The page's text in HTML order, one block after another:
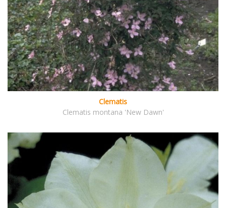
Clematis
Clematis montana 'New Dawn'